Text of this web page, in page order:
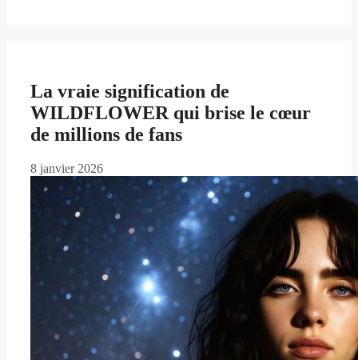
La vraie signification de
WILDFLOWER qui brise le cœur
de millions de fans
8 janvier 2026